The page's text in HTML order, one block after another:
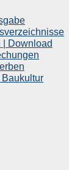
| Download
Baukultur